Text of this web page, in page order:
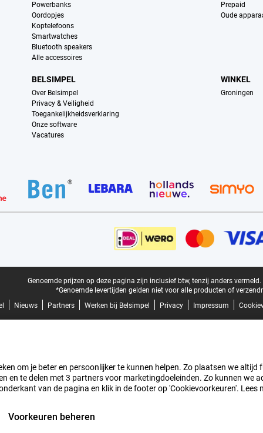
Powerbanks
Oordopjes
Koptelefoons
Smartwatches
Bluetooth speakers
Alle accessoires
Prepaid
Oude
BELSIMPEL
Over Belsimpel
Privacy & Veiligheid
Toegankelijkheidsverklaring
Onze software
Vacatures
WINKEL
Groningen
Genoemde prijzen op deze pagina zijn inclusief btw, tenzij anders vermeld.
*Genoemde levertijden gelden niet voor alle producten of
Nieuws Partners Werken bij Belsimpel Privacy Impressum
om je beter en persoonlijker te kunnen helpen. Zo plaatsen we
en te delen met 3 partners voor marketingdoeleinden. Zo kunnen
van de pagina en klik in de footer op 'Cookievoorkeuren'. Lees
Voorkeuren beheren